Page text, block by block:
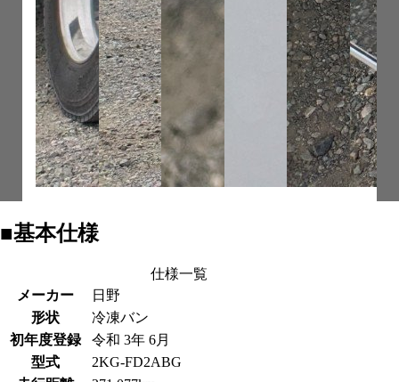
■基本仕様
仕様一覧
メーカー
日野
形状
冷凍バン
初年度登録
令和 3年 6月
型式
2KG-FD2ABG